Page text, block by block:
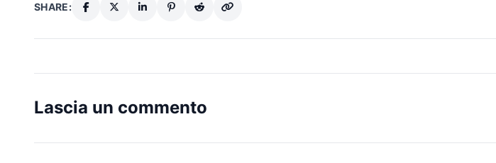
SHARE:
Lascia un commento